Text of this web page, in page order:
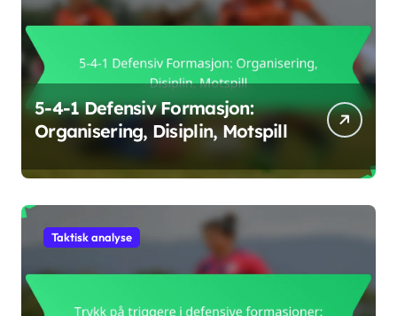
5-4-1 Defensiv Formasjon:
Organisering, Disiplin, Motspill
Taktisk analyse